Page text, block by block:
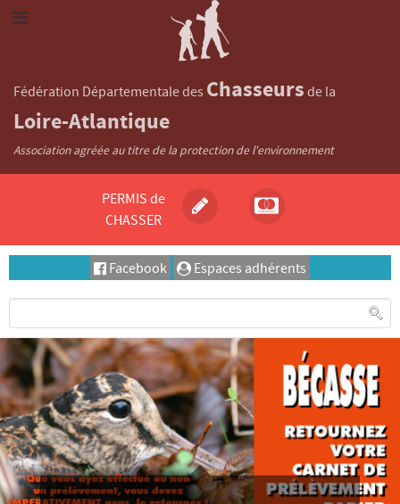
Fédération Départementale des Chasseurs de la
Loire-Atlantique
Association agréée au titre de la protection de l'environnement
PERMIS de
CHASSER
Facebook Espaces adhérents